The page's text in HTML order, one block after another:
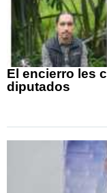
El encierro les
diputados